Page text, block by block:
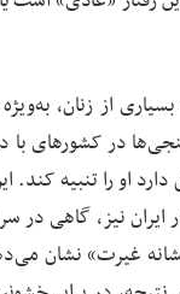
از زنان،
در کشورهای با
او را تنبیه
نیز، گاهی در
غیرت» نشان